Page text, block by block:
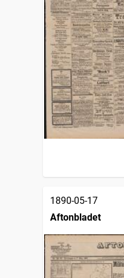
1890-05-17
Aftonbladet